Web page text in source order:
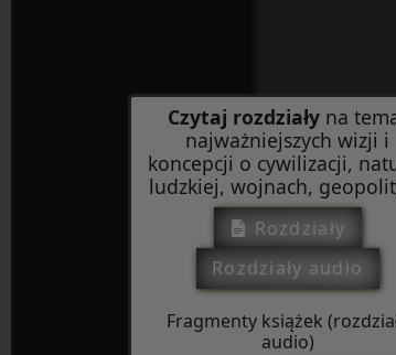
Czytaj rozdziały na
najważniejszych wizji i
koncepcji o cywilizacji,
ludzkiej, wojnach,
Rozdziały
Rozdziały audio
Fragmenty książek
audio)